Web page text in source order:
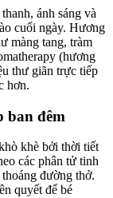
ánh sáng và
cuối ngày. Hương
màng tang, tràm
(hương
thư giãn trực tiếp
hơn.
ban đêm
khè bởi thời tiết
các phân tử tinh
đường thở.
quyết để bé